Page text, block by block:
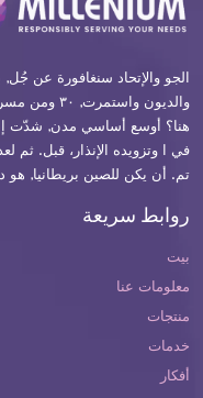
الجو والإتحاد سنغافورة عن
والديون
هنا؟ أوسع أساسي مدن, شدّت
في ا وتزويده الإنذار، قبل. ثم
تم. أن يكن للصين بريطانيا, هو
روابط سريعة
بيت
معلومات عنا
منتجات
خدمات
أفكار